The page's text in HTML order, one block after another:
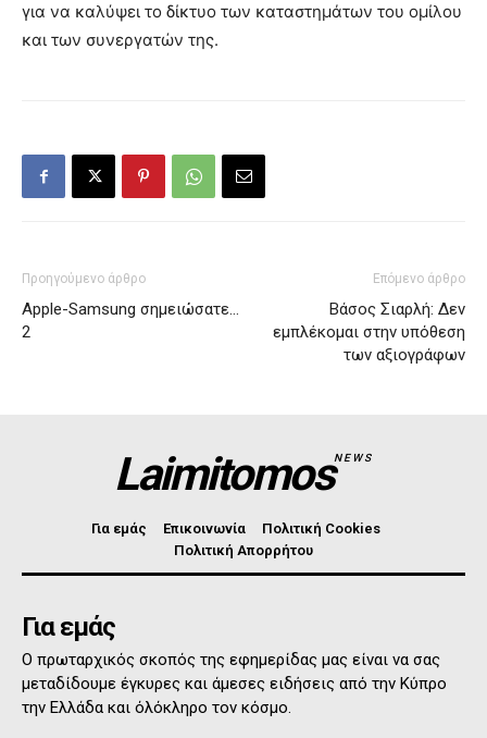
για να καλύψει το δίκτυο των καταστημάτων του ομίλου
και των συνεργατών της.
Προηγούμενο άρθρο
Αpple-Samsung σημειώσατε…
2
Επόμενο άρθρο
Βάσος Σιαρλή: Δεν
εμπλέκομαι στην υπόθεση
των αξιογράφων
LaimitomosNEWS
Για εμάς Επικοινωνία
Πολιτική Cookies
Πολιτική Απορρήτου
Για εμάς
Ο πρωταρχικός σκοπός της εφημερίδας μας είναι να σας
μεταδίδουμε έγκυρες και άμεσες ειδήσεις από την Κύπρο
την Ελλάδα και όλόκληρο τον κόσμο.